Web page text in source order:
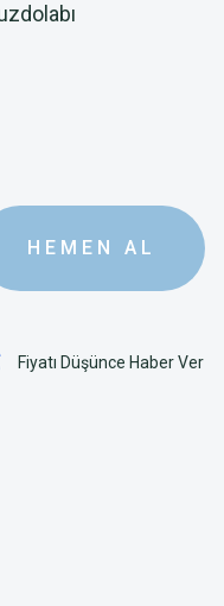
HEMEN AL
Fiyatı Düşünce Haber Ver